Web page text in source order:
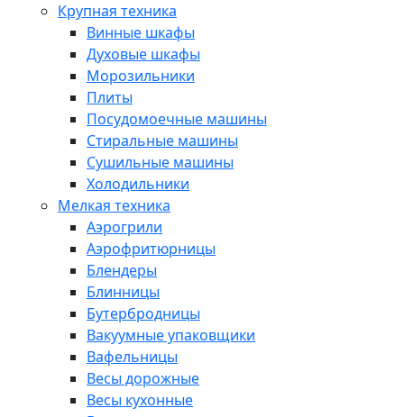
Крупная техника
Винные шкафы
Духовые шкафы
Морозильники
Плиты
Посудомоечные машины
Стиральные машины
Сушильные машины
Холодильники
Мелкая техника
Аэрогрили
Аэрофритюрницы
Блендеры
Блинницы
Бутербродницы
Вакуумные упаковщики
Вафельницы
Весы дорожные
Весы кухонные